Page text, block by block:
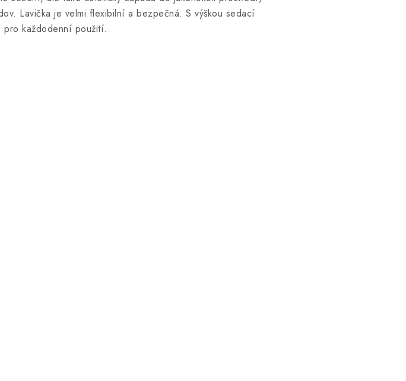
Lavička je velmi flexibilní a bezpečná. S výškou sedací
pro každodenní použití.